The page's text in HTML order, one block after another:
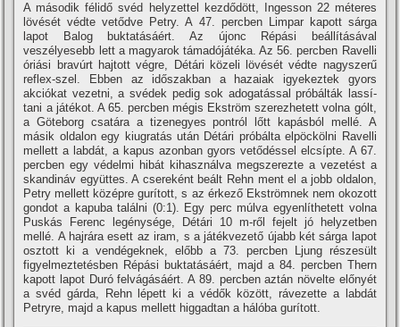
A második félidő svéd helyzettel kezdődött, Ingesson 22 méteres
lövését védte vetődve Petry. A 47. percben Limpar kapott sárga
lapot Balog buktatásáért. Az újonc Répási beállí­tásával
veszélyesebb lett a magyarok támadójátéka. Az 56. percben Ravelli
óriási bravúrt hajtott végre, Détári közeli lövését védte nagyszerű
reflex-szel. Ebben az időszakban a hazaiak igyekeztek gyors
akciókat vezetni, a svédek pedig sok adogatással próbálták lassí­
tani a játékot. A 65. percben mégis Ekström szerezhetett volna gólt,
a Göteborg csatára a tizenegyes pontról lőtt kapásból mellé. A
másik oldalon egy kiugratás után Détári próbálta elpöckölni Ravelli
mellett a labdát, a kapus azonban gyors vetődéssel elcsí­pte. A 67.
percben egy védelmi hibát kihasználva megszerezte a vezetést a
skandináv együttes. A csereként beált Rehn ment el a jobb oldalon,
Petry mellett középre gurí­tott, s az érkező Ekströmnek nem okozott
gondot a kapuba találni (0:1). Egy perc múlva egyenlí­thetett volna
Puskás Ferenc legénysége, Détári 10 m-ről fejelt jó helyzetben
mellé. A hajrára esett az iram, s a játékvezető újabb két sárga lapot
osztott ki a vendégeknek, előbb a 73. percben Ljung részesült
figyelmeztetésben Répási buktatásáért, majd a 84. percben Thern
kapott lapot Duró felvágásáért. A 89. percben aztán növelte előnyét
a svéd gárda, Rehn lépett ki a védők között, rávezette a labdát
Petryre, majd a kapus mellett higgadtan a hálóba gurí­tott.